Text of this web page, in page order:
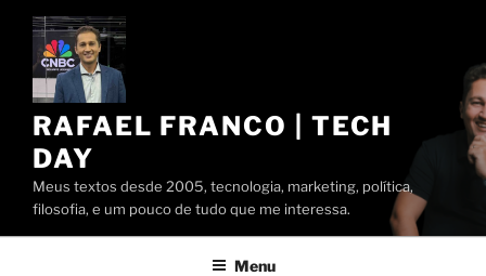
Pular
conteúdo
RAFAEL FRANCO | TECH
DAY
Meus textos desde 2005, tecnologia, marketing, política,
filosofia, e um pouco de tudo que me interessa.
Menu